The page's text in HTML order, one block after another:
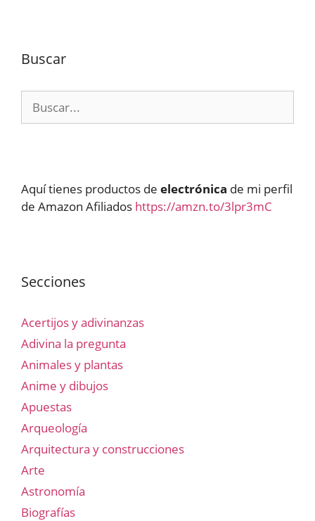
Buscar
Aquí tienes productos de electrónica de mi perfil
de Amazon Afiliados https://amzn.to/3lpr3mC
Secciones
Acertijos y adivinanzas
Adivina la pregunta
Animales y plantas
Anime y dibujos
Apuestas
Arqueología
Arquitectura y construcciones
Arte
Astronomía
Biografías